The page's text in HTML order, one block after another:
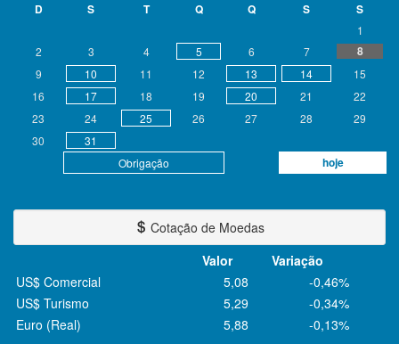
D
S T Q Q S S
Obrigação hoje
1
2
3 4 5 6 7 8
9 10 11 12 13 14
15
16
17 18 19 20 21
22
23
24 25 26 27 28
29
30
31
Cotação de Moedas
Valor
Variação
US$ Comercial 5,08
-0,46%
US$ Turismo
5,29
-0,34%
Euro (Real)
5,88 -0,13%